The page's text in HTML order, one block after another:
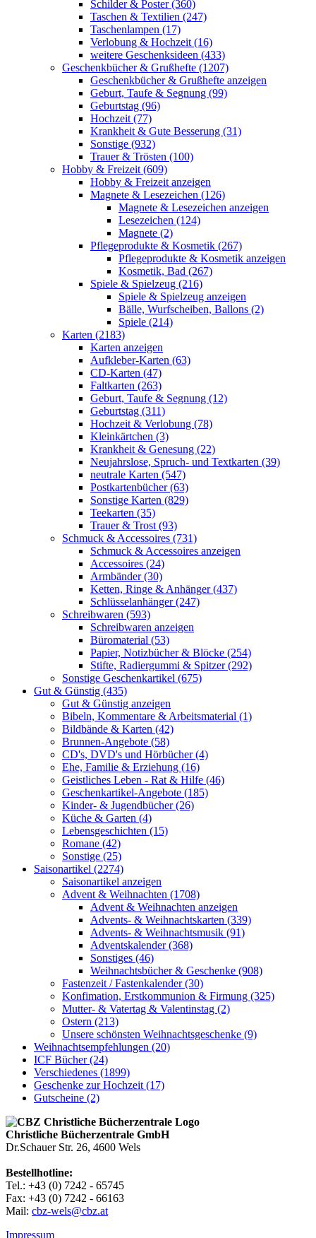
Schilder & Poster (360)
Taschen & Textilien (247)
Taschenlampen (17)
Verlobung & Hochzeit (16)
weitere Geschenksideen (433)
Geschenkbücher & Grußhefte (1207)
Geschenkbücher & Grußhefte anzeigen
Geburt, Taufe & Segnung (99)
Geburtstag (96)
Hochzeit (77)
Krankheit & Gute Besserung (31)
Sonstige (932)
Trauer & Trösten (100)
Hobby & Freizeit (609)
Hobby & Freizeit anzeigen
Magnete & Lesezeichen (126)
Magnete & Lesezeichen anzeigen
Lesezeichen (124)
Magnete (2)
Pflegeprodukte & Kosmetik (267)
Pflegeprodukte & Kosmetik anzeigen
Kosmetik, Bad (267)
Spiele & Spielzeug (216)
Spiele & Spielzeug anzeigen
Bälle, Wurfscheiben, Ballons (2)
Spiele (214)
Karten (2183)
Karten anzeigen
Aufkleber-Karten (63)
CD-Karten (47)
Faltkarten (263)
Geburt, Taufe & Segnung (12)
Geburtstag (311)
Hochzeit & Verlobung (78)
Kleinkärtchen (3)
Krankheit & Genesung (22)
Neujahrslose, Spruch- und Textkarten (39)
neutrale Karten (547)
Postkartenbücher (63)
Sonstige Karten (829)
Teekarten (35)
Trauer & Trost (93)
Schmuck & Accessoires (731)
Schmuck & Accessoires anzeigen
Accessoires (24)
Armbänder (30)
Ketten, Ringe & Anhänger (437)
Schlüsselanhänger (247)
Schreibwaren (593)
Schreibwaren anzeigen
Büromaterial (53)
Papier, Notizbücher & Blöcke (254)
Stifte, Radiergummi & Spitzer (292)
Sonstige Geschenkartikel (675)
Gut & Günstig (435)
Gut & Günstig anzeigen
Bibeln, Kommentare & Arbeitsmaterial (1)
Bildbände & Karten (42)
Brunnen-Angebote (58)
CD's, DVD's und Hörbücher (4)
Ehe, Familie & Erziehung (16)
Geistliches Leben - Rat & Hilfe (46)
Geschenkartikel-Angebote (185)
Kinder- & Jugendbücher (26)
Küche & Garten (4)
Lebensgeschichten (15)
Romane (42)
Sonstige (25)
Saisonartikel (2274)
Saisonartikel anzeigen
Advent & Weihnachten (1708)
Advent & Weihnachten anzeigen
Advents- & Weihnachtskarten (339)
Advents- & Weihnachtsmusik (91)
Adventskalender (368)
Sonstiges (46)
Weihnachtsbücher & Geschenke (908)
Fastenzeit / Fastenkalender (30)
Konfimation, Erstkommunion & Firmung (325)
Mutter- & Vatertag & Valentinstag (2)
Ostern (213)
Unsere schönsten Weihnachtsgeschenke (9)
Weihnachtsempfehlungen (20)
ICF Bücher (24)
Verschiedenes (1899)
Geschenke zur Hochzeit (17)
Gutscheine (2)
Christliche Bücherzentrale GmbH
Dr.Schauer Str. 26, 4600 Wels
Bestellhotline:
Tel.: +43 (0) 7242 - 65745
Fax: +43 (0) 7242 - 66163
Mail: cbz-wels@cbz.at
Impressum